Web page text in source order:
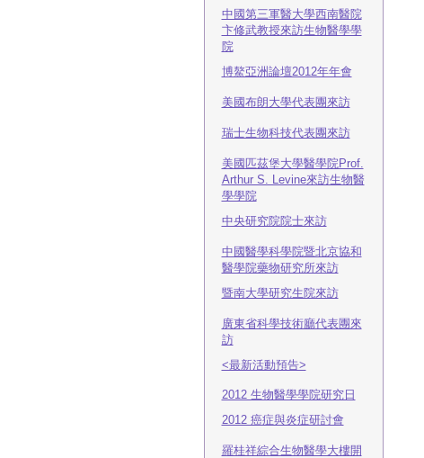
中國第三軍醫大學西南醫院
卞修武教授來訪生物醫學學
院
博鰲亞洲論壇2012年年會
美國布朗大學代表團來訪
瑞士生物科技代表團來訪
美國匹茲堡大學醫學院Prof.
Arthur S. Levine來訪生物醫
學學院
中央研究院院士來訪
中國醫學科學院暨北京協和
醫學院藥物研究所來訪
暨南大學研究生院來訪
廣東省科學技術廳代表團來
訪
<最新活動預告>
2012 生物醫學學院研究日
2012 癌症與炎症研討會
羅桂祥綜合生物醫學大樓開